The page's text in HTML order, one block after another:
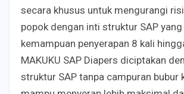
secara khusus untuk mengurangi
popok dengan inti struktur SAP
kemampuan penyerapan 8 kali
MAKUKU SAP Diapers diciptakan
struktur SAP tanpa campuran bubur